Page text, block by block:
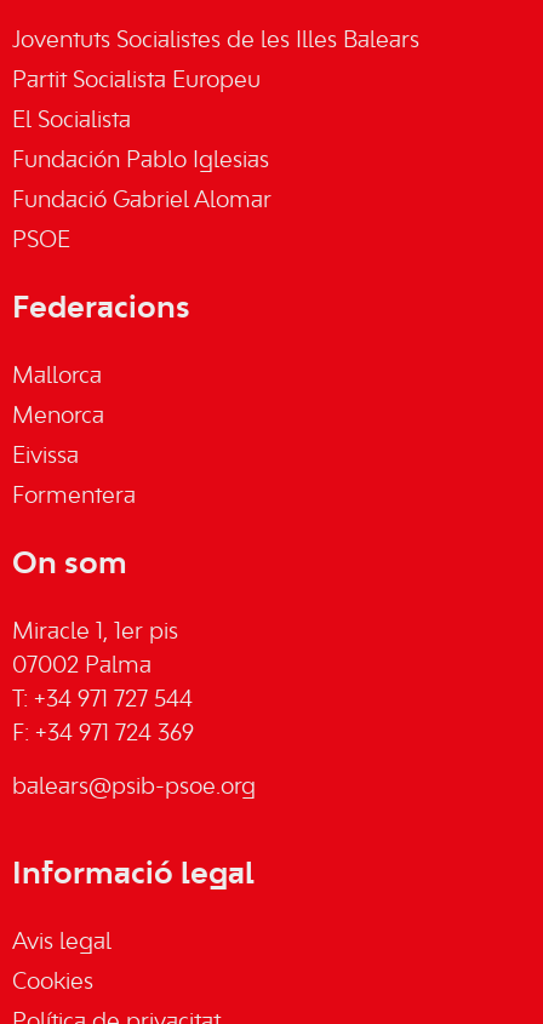
Joventuts Socialistes de les Illes Balears
Partit Socialista Europeu
El Socialista
Fundación Pablo Iglesias
Fundació Gabriel Alomar
PSOE
Federacions
Mallorca
Menorca
Eivissa
Formentera
On som
Miracle 1, 1er pis
07002 Palma
T: +34 971 727 544
F: +34 971 724 369
balears@psib-psoe.org
Informació legal
Avis legal
Cookies